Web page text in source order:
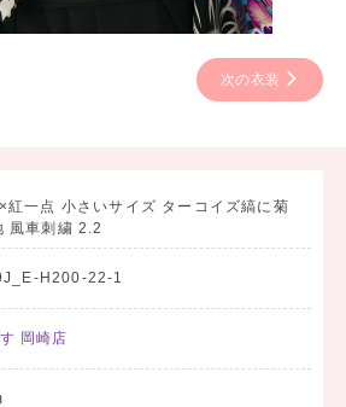
次の衣装
紅一点 小さいサイズ ターコイズ縞に菊
風車刺繍 2.2
H200-22-1
岡崎店